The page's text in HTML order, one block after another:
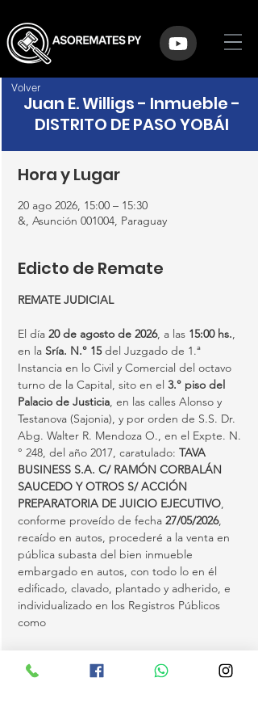
Juan E. Willigs - Inmueble -
DISTRITO DE PASO YOBÁI
Hora y Lugar
20 ago 2026, 15:00 – 15:30
&, Asunción 001004, Paraguay
Edicto de Remate
REMATE JUDICIAL
El día 20 de agosto de 2026, a las 15:00 hs.,
en la Sría. N.° 15 del Juzgado de 1.ª
Instancia en lo Civil y Comercial del octavo
turno de la Capital, sito en el 3.° piso del
Palacio de Justicia, en las calles Alonso y
Testanova (Sajonia), y por orden de S.S. Dr.
Abg. Walter R. Mendoza O., en el Expte. N.
° 248, del año 2017, caratulado: TAVA
BUSINESS S.A. C/ RAMÓN CORBALÁN
SAUCEDO Y OTROS S/ ACCIÓN
PREPARATORIA DE JUICIO EJECUTIVO,
conforme proveído de fecha 27/05/2026,
recaído en autos, procederé a la venta en
pública subasta del bien inmueble
embargado en autos, con todo lo en él
edificado, clavado, plantado y adherido, e
individualizado en los Registros Públicos
como
YOBÁI
, departamento de Guairá, anotado
Volver